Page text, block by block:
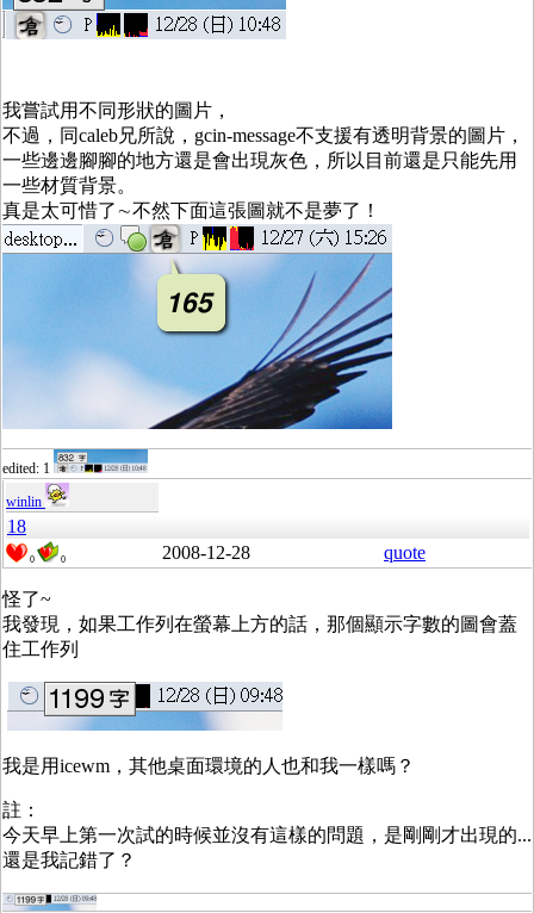
我嘗試用不同形狀的圖片，
不過，同caleb兄所說，gcin-message不支援有透明背景的圖片，
一些邊邊腳腳的地方還是會出現灰色，所以目前還是只能先用
一些材質背景。
真是太可惜了∼不然下面這張圖就不是夢了！
edited: 1
winlin
18
0 0 2008-12-28 quote
怪了~
我發現，如果工作列在螢幕上方的話，那個顯示字數的圖會蓋
住工作列
我是用icewm，其他桌面環境的人也和我一樣嗎？
註：
今天早上第一次試的時候並沒有這樣的問題，是剛剛才出現的...
還是我記錯了？